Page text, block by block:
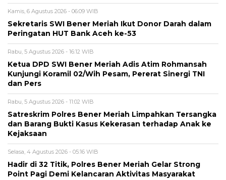
Kamis, 6 Agustus 2026 - 06:09 WIB
Sekretaris SWI Bener Meriah Ikut Donor Darah dalam
Peringatan HUT Bank Aceh ke-53
Rabu, 5 Agustus 2026 - 16:12 WIB
Ketua DPD SWI Bener Meriah Adis Atim Rohmansah
Kunjungi Koramil 02/Wih Pesam, Pererat Sinergi TNI
dan Pers
Rabu, 5 Agustus 2026 - 11:02 WIB
Satreskrim Polres Bener Meriah Limpahkan Tersangka
dan Barang Bukti Kasus Kekerasan terhadap Anak ke
Kejaksaan
Selasa, 4 Agustus 2026 - 05:16 WIB
Hadir di 32 Titik, Polres Bener Meriah Gelar Strong
Point Pagi Demi Kelancaran Aktivitas Masyarakat